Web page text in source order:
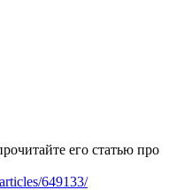
его статью про
649133/